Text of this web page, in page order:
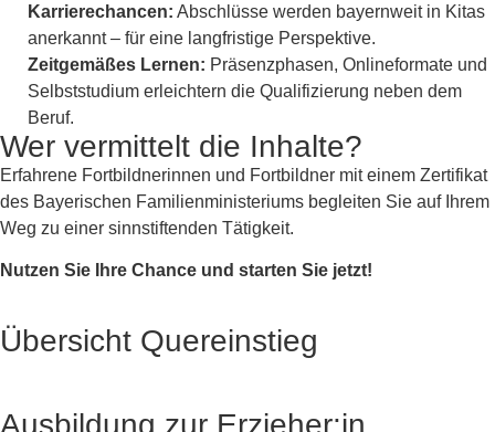
Karrierechancen: Abschlüsse werden bayernweit in Kitas
anerkannt – für eine langfristige Perspektive.
Zeitgemäßes Lernen: Präsenzphasen, Onlineformate und
Selbststudium erleichtern die Qualifizierung neben dem
Beruf.
Wer vermittelt die Inhalte?
Erfahrene Fortbildnerinnen und Fortbildner mit einem Zertifikat
des Bayerischen Familienministeriums begleiten Sie auf Ihrem
Weg zu einer sinnstiftenden Tätigkeit.
Nutzen Sie Ihre Chance und starten Sie jetzt!
Übersicht Quereinstieg
Ausbildung zur Erzieher:in